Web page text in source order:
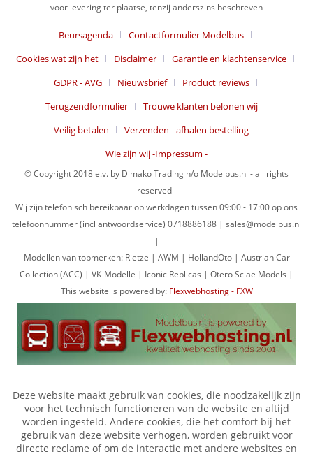
voor levering ter plaatse, tenzij anderszins beschreven
Beursagenda
Contactformulier Modelbus
Cookies wat zijn het
Disclaimer
Garantie en klachtenservice
GDPR - AVG
Nieuwsbrief
Product reviews
Terugzendformulier
Trouwe klanten belonen wij
Veilig betalen
Verzenden - afhalen bestelling
Wie zijn wij -Impressum -
© Copyright 2018 e.v. by Dimako Trading h/o Modelbus.nl - all rights
reserved -
Wij zijn telefonisch bereikbaar op werkdagen tussen 09:00 - 17:00 op ons
telefoonnummer (incl antwoordservice) 0718886188 | sales@modelbus.nl
|
Modellen van topmerken: Rietze | AWM | HollandOto | Austrian Car
Collection (ACC) | VK-Modelle | Iconic Replicas | Otero Sclae Models |
This website is powered by: Flexwebhosting - FXW
Deze website maakt gebruik van cookies, die noodzakelijk zijn
voor het technisch functioneren van de website en altijd
worden ingesteld. Andere cookies, die het comfort bij het
gebruik van deze website verhogen, worden gebruikt voor
directe reclame of om de interactie met andere websites en